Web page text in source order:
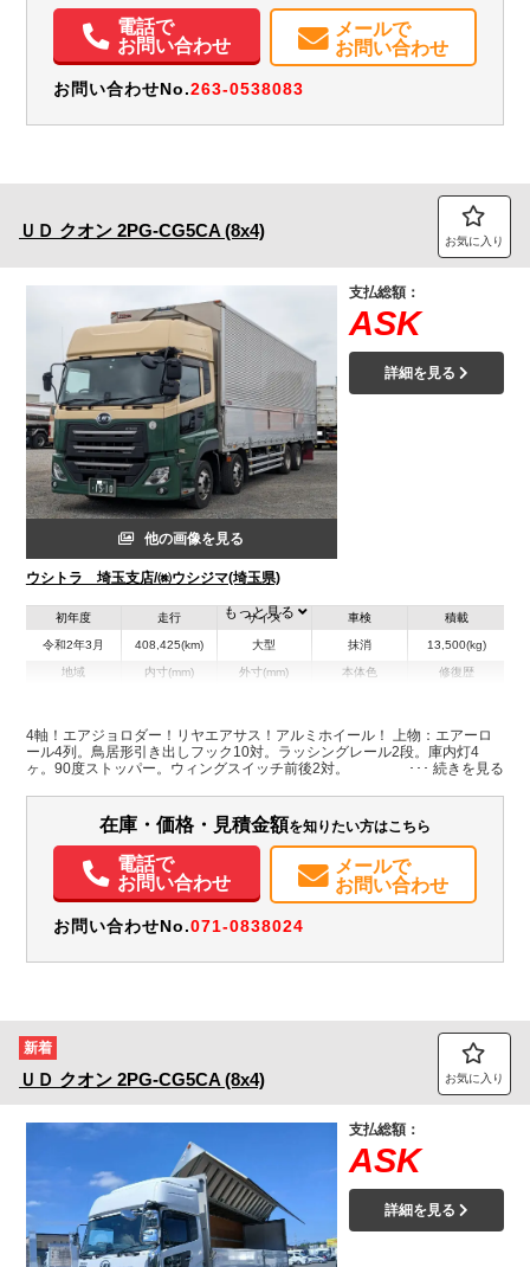
電話で
お問い合わせ
メールで
お問い合わせ
お問い合わせNo.263-0538083
ＵＤ クオン 2PG-CG5CA (8x4) お気に入り
他の画像を見る
ウシトラ 埼玉支店/㈱ウシジマ(埼玉県)
支払総額：
ASK
詳細を見る
初年度
令和2年3月
走行
408,425(km)
サイズ
大型
車検
抹消
積載
13,500(kg)
地域 内寸(mm)
H:2,610
外寸(mm)
H:3,790
本体色 修復歴
装備情報
バックモニター
記録簿（一部含む）
もっと見る
4軸！エアジョロダー！リヤエアサス！アルミホイール！ 上物：エアーロ
ール4列。鳥居形引き出しフック10対。ラッシングレール2段。庫内灯4
ヶ。90度ストッパー。ウィングスイッチ前後2対。
在庫・価格・見積金額を知りたい方はこちら
電話で
お問い合わせ
メールで
お問い合わせ
お問い合わせNo.071-0838024
新着
ＵＤ クオン 2PG-CG5CA (8x4) お気に入り
支払総額：
ASK
詳細を見る